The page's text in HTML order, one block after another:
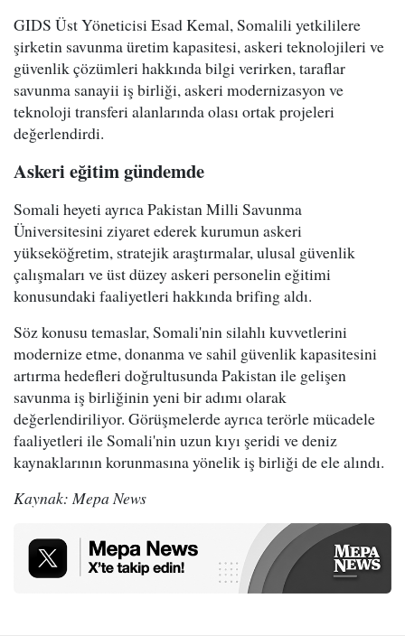
GIDS Üst Yöneticisi Esad Kemal, Somalili yetkililere
şirketin savunma üretim kapasitesi, askeri teknolojileri ve
güvenlik çözümleri hakkında bilgi verirken, taraflar
savunma sanayii iş birliği, askeri modernizasyon ve
teknoloji transferi alanlarında olası ortak projeleri
değerlendirdi.
Askeri eğitim gündemde
Somali heyeti ayrıca Pakistan Milli Savunma
Üniversitesini ziyaret ederek kurumun askeri
yükseköğretim, stratejik araştırmalar, ulusal güvenlik
çalışmaları ve üst düzey askeri personelin eğitimi
konusundaki faaliyetleri hakkında brifing aldı.
Söz konusu temaslar, Somali'nin silahlı kuvvetlerini
modernize etme, donanma ve sahil güvenlik kapasitesini
artırma hedefleri doğrultusunda Pakistan ile gelişen
savunma iş birliğinin yeni bir adımı olarak
değerlendiriliyor. Görüşmelerde ayrıca terörle mücadele
faaliyetleri ile Somali'nin uzun kıyı şeridi ve deniz
kaynaklarının korunmasına yönelik iş birliği de ele alındı.
Kaynak: Mepa News